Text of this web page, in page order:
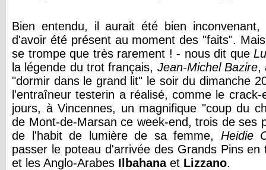
Bien entendu, il aurait été bien inconvenant,
d'avoir été présent au moment des "faits".
se trompe que très rarement ! - nous dit que
la légende du trot français, Jean-Michel Bazire,
"dormir dans le grand lit" le soir du dimanche
l'entraîneur testerin a réalisé, comme le
jours, à Vincennes, un magnifique "coup du
de Mont-de-Marsan ce week-end, trois de ses
de l'habit de lumière de sa femme, Heidie
passer le poteau d'arrivée des Grands Pins
et les Anglo-Arabes Ilbahanaet Lizzano.